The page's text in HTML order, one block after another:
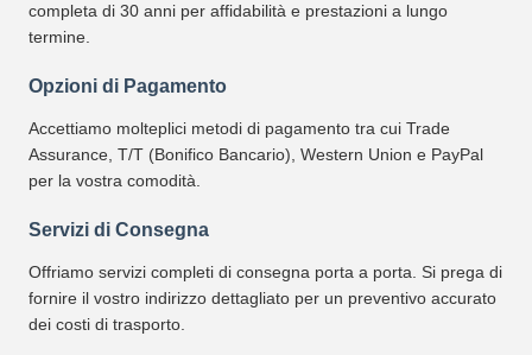
completa di 30 anni per affidabilità e prestazioni a lungo
termine.
Opzioni di Pagamento
Accettiamo molteplici metodi di pagamento tra cui Trade
Assurance, T/T (Bonifico Bancario), Western Union e PayPal
per la vostra comodità.
Servizi di Consegna
Offriamo servizi completi di consegna porta a porta. Si prega di
fornire il vostro indirizzo dettagliato per un preventivo accurato
dei costi di trasporto.